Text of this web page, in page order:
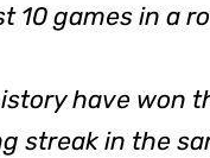
10 games in a
have won
streak in the